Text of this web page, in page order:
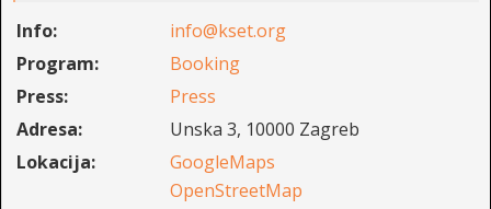
Info:
info@kset.org
Program:
Booking
Press:
Press
Adresa:
Unska 3, 10000 Zagreb
Lokacija:
GoogleMaps
OpenStreetMap